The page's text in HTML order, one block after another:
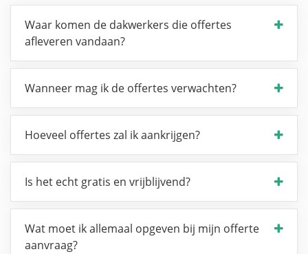
Waar komen de dakwerkers die offertes
afleveren vandaan?
Wanneer mag ik de offertes verwachten?
Hoeveel offertes zal ik aankrijgen?
Is het echt gratis en vrijblijvend?
Wat moet ik allemaal opgeven bij mijn offerte
aanvraag?